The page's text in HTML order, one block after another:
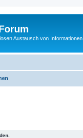
Austausch von Informationen